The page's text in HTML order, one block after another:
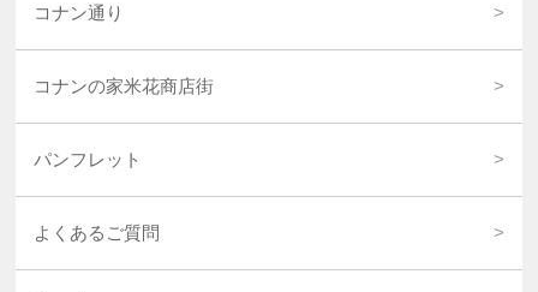
コナン通り
コナンの家米花商店街
パンフレット
よくあるご質問